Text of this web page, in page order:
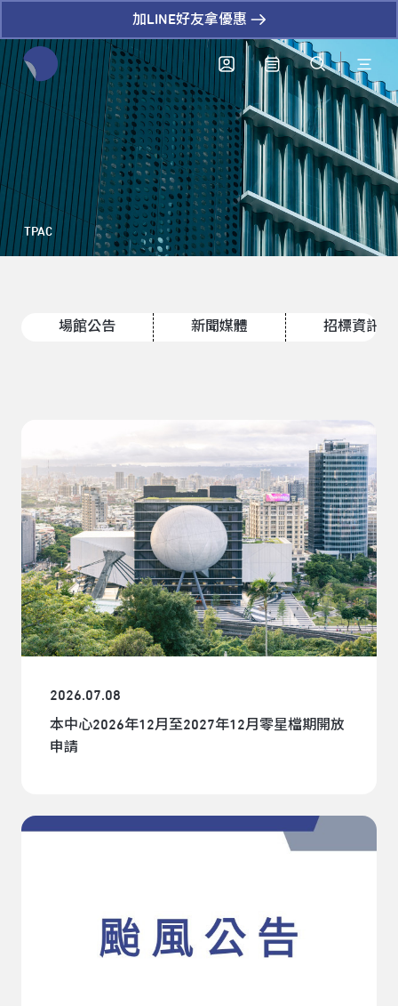
加LINE好友拿優惠
全網站搜尋節目、活動、影音文章
TPAC
場館公告 新聞媒體 招標資訊
2026.07.08
本中心2026年12月至2027年12月零星檔期開放
申請